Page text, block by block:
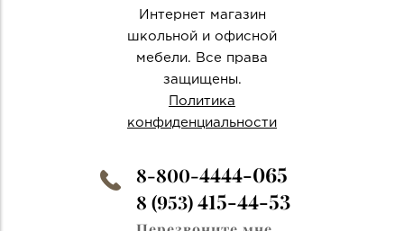
Интернет магазин
школьной и офисной
мебели. Все права
защищены.
Политика
конфиденциальности
8-800-4444-065
8 (953)415-44-53